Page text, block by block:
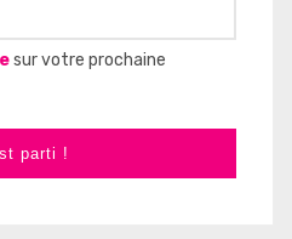
sur votre prochaine
parti !